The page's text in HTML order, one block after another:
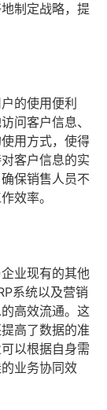
制定战略，提
的使用便利
问客户信息、
用方式，使得
客户信息的实
保销售人员不
效率。
业现有的其他
系统以及营销
高效流通。这
高了数据的准
以根据自身需
业务协同效